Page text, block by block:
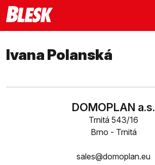
Ivana Polanská
DOMOPLAN a.s.
Trnitá 543/16
Brno - Trnitá
sales@domoplan.eu